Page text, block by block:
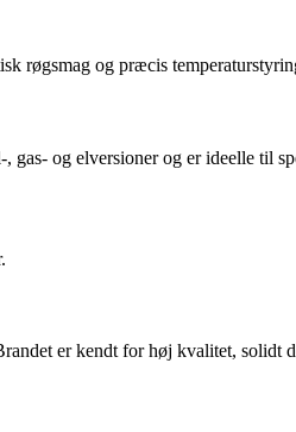
røgsmag og præcis
og elversioner og er ideelle til
er kendt for høj kvalitet, solidt